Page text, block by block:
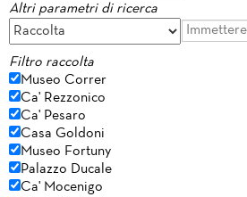
Altri parametri di ricerca
Filtro raccolta
Museo Correr
Ca' Rezzonico
Ca' Pesaro
Casa Goldoni
Museo Fortuny
Palazzo Ducale
Ca' Mocenigo